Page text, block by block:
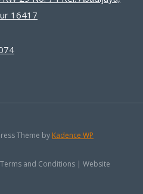
16417
Theme by Kadence WP
and Conditions | Website